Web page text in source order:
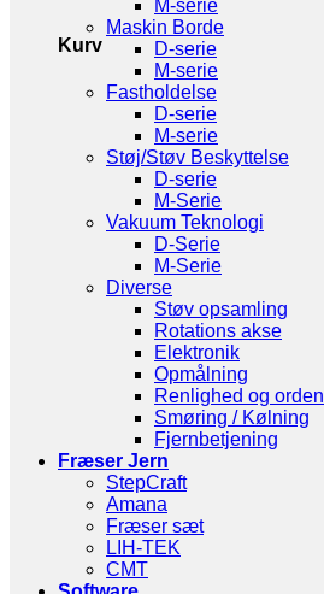
Kurv
M-serie
Maskin Borde
D-serie
M-serie
Fastholdelse
D-serie
M-serie
Støj/Støv Beskyttelse
D-serie
M-Serie
Vakuum Teknologi
D-Serie
M-Serie
Diverse
Støv opsamling
Rotations akse
Elektronik
Opmålning
Renlighed og orden
Smøring / Kølning
Fjernbetjening
Fræser Jern
StepCraft
Amana
Fræser sæt
LIH-TEK
CMT